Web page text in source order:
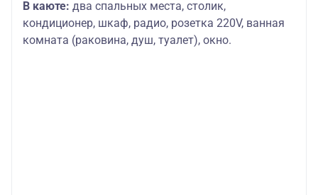
В каюте: два спальных места, столик,
кондиционер, шкаф, радио, розетка 220V, ванная
комната (раковина, душ, туалет), окно.